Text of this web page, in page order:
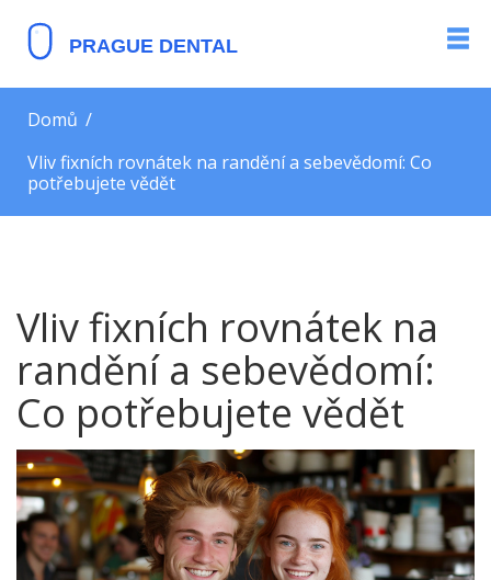
Domů
Vliv fixních rovnátek na randění a sebevědomí: Co
potřebujete vědět
Vliv fixních rovnátek na
randění a sebevědomí:
Co potřebujete vědět